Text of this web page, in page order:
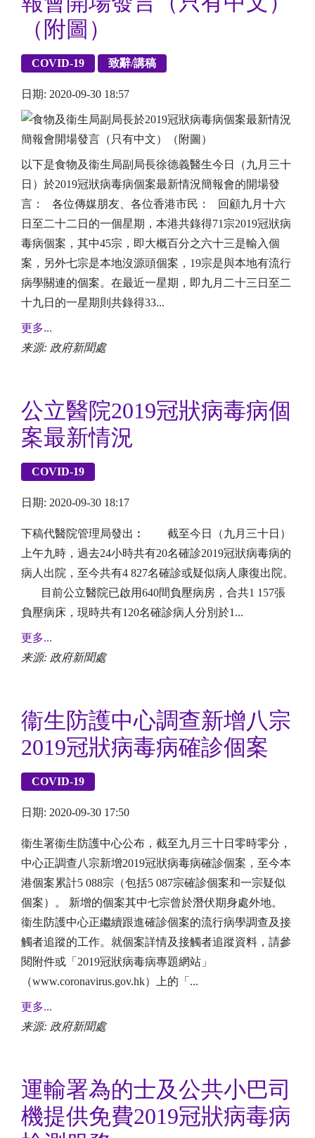
（附圖）
COVID-19 致辭/講稿
日期: 2020-09-30 18:57
以下是食物及衞生局副局長徐德義醫生今日（九月三十
日）於2019冠狀病毒病個案最新情況簡報會的開場發
言： 各位傳媒朋友、各位香港市民： 回顧九月十六
日至二十二日的一個星期，本港共錄得71宗2019冠狀病
毒病個案，其中45宗，即大概百分之六十三是輸入個
案，另外七宗是本地沒源頭個案，19宗是與本地有流行
病學關連的個案。在最近一星期，即九月二十三日至二
十九日的一星期則共錄得33...
更多...
来源: 政府新聞處
公立醫院2019冠狀病毒病個
案最新情況
COVID-19
日期: 2020-09-30 18:17
下稿代醫院管理局發出︰ 截至今日（九月三十日）
上午九時，過去24小時共有20名確診2019冠狀病毒病的
病人出院，至今共有4 827名確診或疑似病人康復出院。
目前公立醫院已啟用640間負壓病房，合共1 157張
負壓病床，現時共有120名確診病人分別於1...
更多...
来源: 政府新聞處
衞生防護中心調查新增八宗
2019冠狀病毒病確診個案
COVID-19
日期: 2020-09-30 17:50
衞生署衞生防護中心公布，截至九月三十日零時零分，
中心正調查八宗新增2019冠狀病毒病確診個案，至今本
港個案累計5 088宗（包括5 087宗確診個案和一宗疑似
個案）。 新增的個案其中七宗曾於潛伏期身處外地。
衞生防護中心正繼續跟進確診個案的流行病學調查及接
觸者追蹤的工作。就個案詳情及接觸者追蹤資料，請參
閱附件或「2019冠狀病毒病專題網站」
（www.coronavirus.gov.hk）上的「...
更多...
来源: 政府新聞處
運輸署為的士及公共小巴司
機提供免費2019冠狀病毒病